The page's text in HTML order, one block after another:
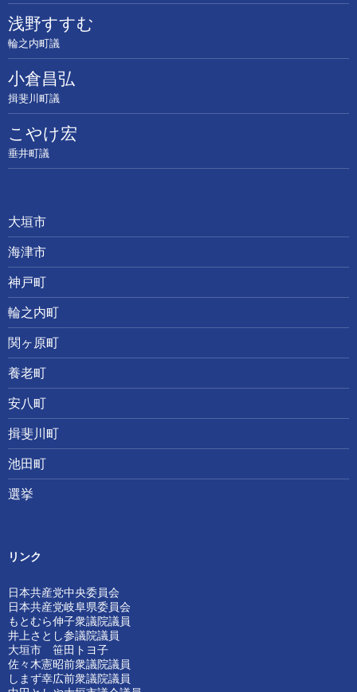
浅野すすむ
輪之内町議
小倉昌弘
揖斐川町議
こやけ宏
垂井町議
大垣市
海津市
神戸町
輪之内町
関ヶ原町
養老町
安八町
揖斐川町
池田町
選挙
リンク
日本共産党中央委員会
日本共産党岐阜県委員会
もとむら伸子衆議院議員
井上さとし参議院議員
大垣市 笹田トヨ子
佐々木憲昭前衆議院議員
しまず幸広前衆議院議員